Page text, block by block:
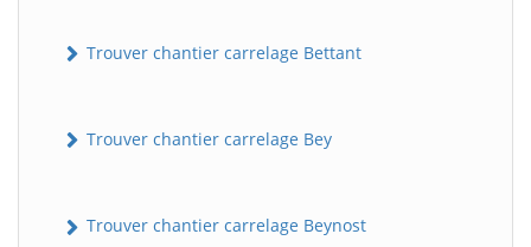
Trouver chantier carrelage Bettant
Trouver chantier carrelage Bey
Trouver chantier carrelage Beynost